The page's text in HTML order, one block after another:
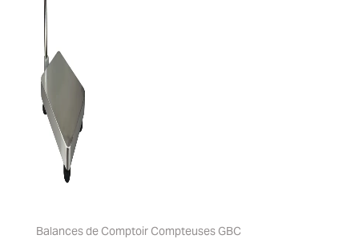
Balances de Comptoir Compteuses GBC